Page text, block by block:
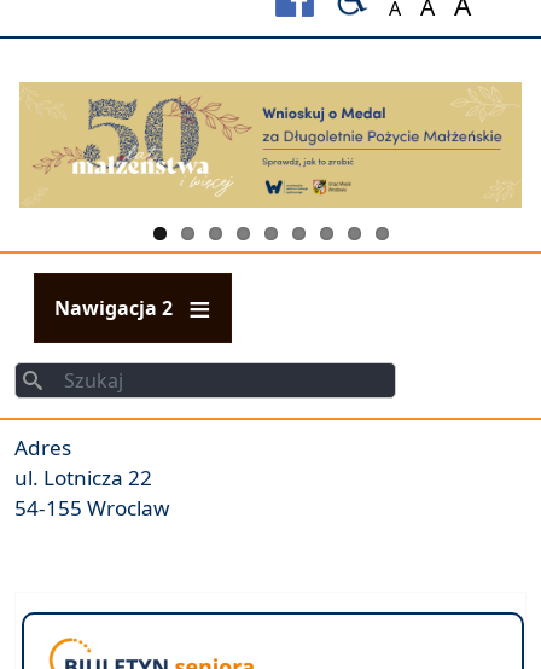
A
Set font size to
Set font
Set
Nawigacja 2
Szukaj
Szukaj
Adres
ul. Lotnicza 22
54-155 Wroclaw